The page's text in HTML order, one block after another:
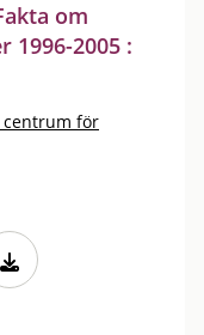
om
1996-2005 :
för